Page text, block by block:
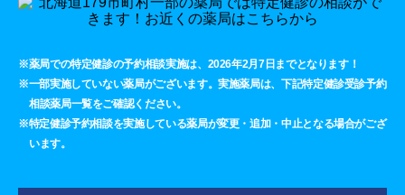
※薬局での特定健診の予約相談実施は、2026年2月7日までとなります！
※一部実施していない薬局がございます。実施薬局は、下記特定健診受診予約
相談薬局一覧をご確認ください。
※特定健診予約相談を実施している薬局が変更・追加・中止となる場合がござ
います。